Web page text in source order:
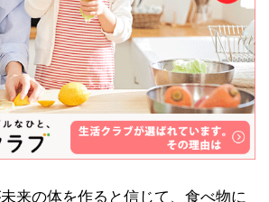
来の体を作ると信じて、食べ物に